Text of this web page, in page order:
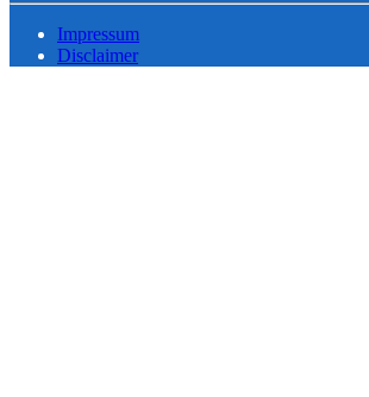
Impressum
Disclaimer